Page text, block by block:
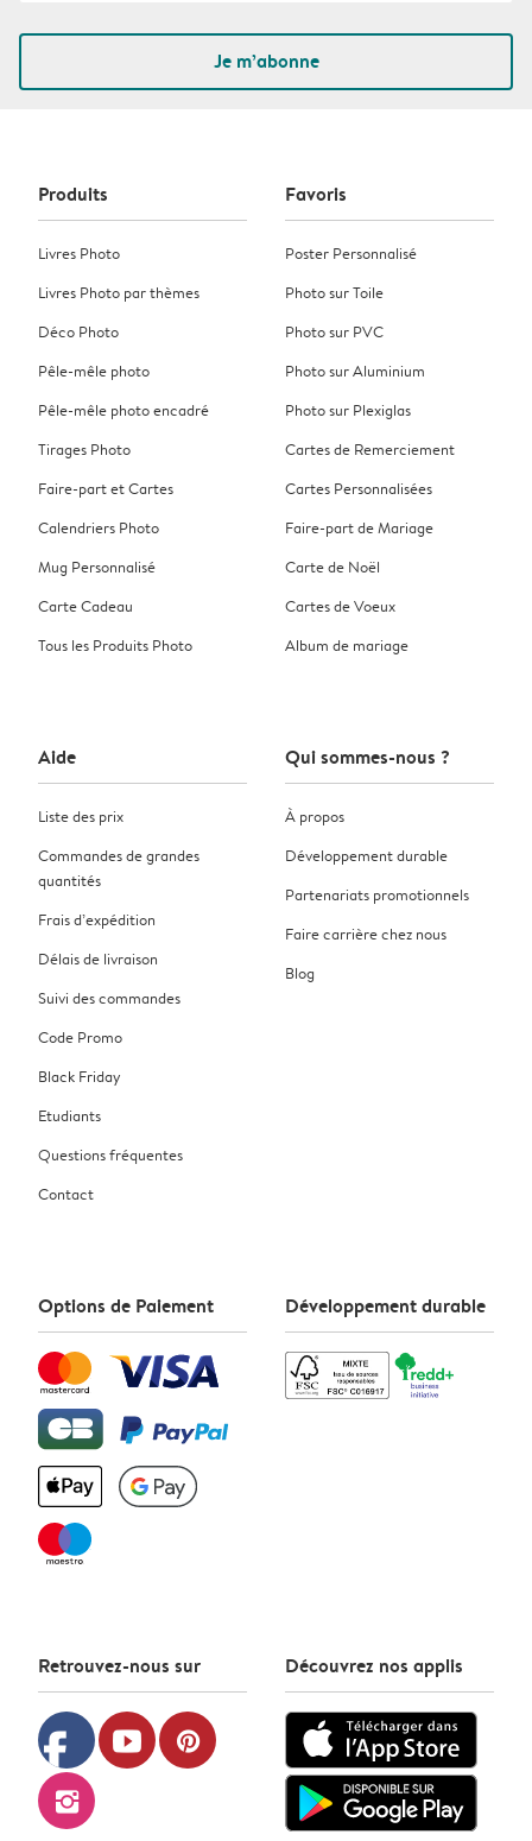
Je m’abonne
Produits
Livres Photo
Livres Photo par thèmes
Déco Photo
Pêle-mêle photo
Pêle-mêle photo encadré
Tirages Photo
Faire-part et Cartes
Calendriers Photo
Mug Personnalisé
Carte Cadeau
Tous les Produits Photo
Favoris
Poster Personnalisé
Photo sur Toile
Photo sur PVC
Photo sur Aluminium
Photo sur Plexiglas
Cartes de Remerciement
Cartes Personnalisées
Faire-part de Mariage
Carte de Noël
Cartes de Voeux
Album de mariage
Aide
Liste des prix
Commandes de grandes
quantités
Frais d’expédition
Délais de livraison
Suivi des commandes
Code Promo
Black Friday
Etudiants
Questions fréquentes
Contact
Qui sommes-nous ?
À propos
Développement durable
Partenariats promotionnels
Faire carrière chez nous
Blog
Options de Paiement Développement durable
Retrouvez-nous sur
facebook youtube pinterest
instagram
Découvrez nos applis